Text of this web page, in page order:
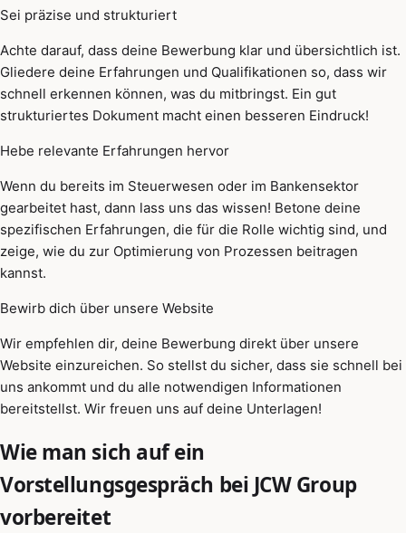
Sei präzise und strukturiert
Achte darauf, dass deine Bewerbung klar und übersichtlich ist.
Gliedere deine Erfahrungen und Qualifikationen so, dass wir
schnell erkennen können, was du mitbringst. Ein gut
strukturiertes Dokument macht einen besseren Eindruck!
Hebe relevante Erfahrungen hervor
Wenn du bereits im Steuerwesen oder im Bankensektor
gearbeitet hast, dann lass uns das wissen! Betone deine
spezifischen Erfahrungen, die für die Rolle wichtig sind, und
zeige, wie du zur Optimierung von Prozessen beitragen
kannst.
Bewirb dich über unsere Website
Wir empfehlen dir, deine Bewerbung direkt über unsere
Website einzureichen. So stellst du sicher, dass sie schnell bei
uns ankommt und du alle notwendigen Informationen
bereitstellst. Wir freuen uns auf deine Unterlagen!
Wie man sich auf ein
Vorstellungsgespräch bei JCW Group
vorbereitet